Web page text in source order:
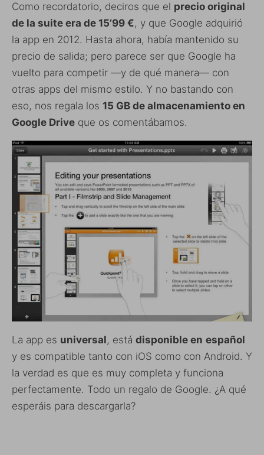
Como recordatorio, deciros que el precio original
de la suite era de 15’99 €, y que Google adquirió
la app en 2012. Hasta ahora, había mantenido su
precio de salida; pero parece ser que Google ha
vuelto para competir —y de qué manera— con
otras apps del mismo estilo. Y no bastando con
eso, nos regala los 15 GB de almacenamiento en
Google Drive que os comentábamos.
La app es universal, está disponible en español
y es compatible tanto con iOS como con Android. Y
la verdad es que es muy completa y funciona
perfectamente. Todo un regalo de Google. ¿A qué
esperáis para descargarla?